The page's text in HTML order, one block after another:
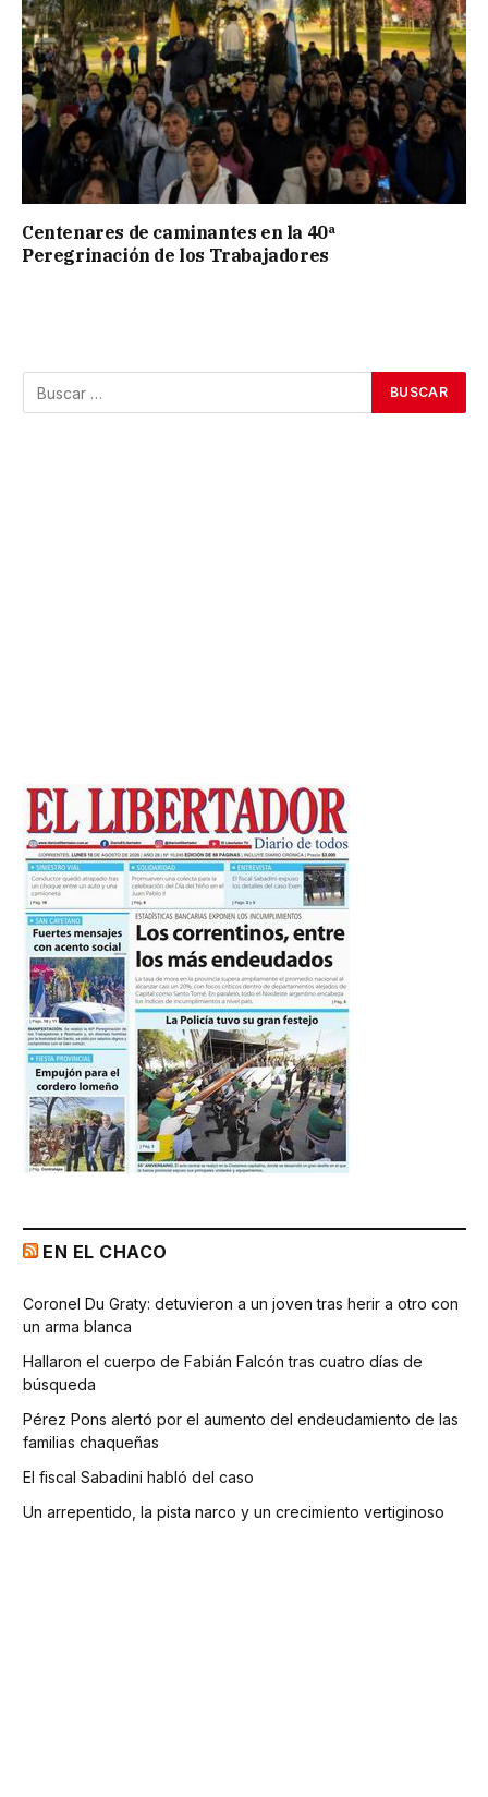
Centenares de caminantes en la 40ª
Peregrinación de los Trabajadores
EN EL CHACO
Coronel Du Graty: detuvieron a un joven tras herir a otro con
un arma blanca
Hallaron el cuerpo de Fabián Falcón tras cuatro días de
búsqueda
Pérez Pons alertó por el aumento del endeudamiento de las
familias chaqueñas
El fiscal Sabadini habló del caso
Un arrepentido, la pista narco y un crecimiento vertiginoso